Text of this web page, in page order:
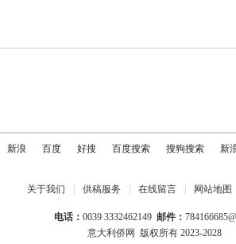
新浪 百度 好搜 百度搜索 搜狗搜索 新
关于我们 供稿服务 在线留言 网站地图
电话： 0039 3332462149 邮件：
意大利侨网
版权所有 2023-2028